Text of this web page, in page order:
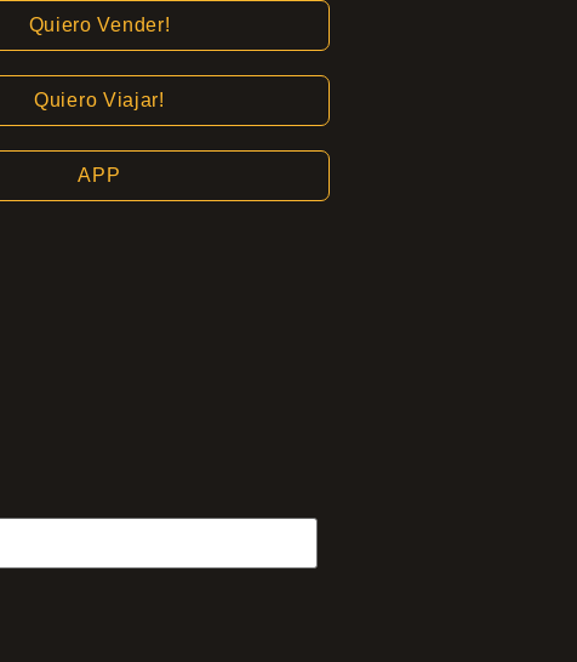
Quiero Vender!
Quiero Viajar!
APP